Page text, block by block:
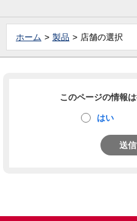
ホーム 製品 店舗の選択
このページの情報
はい
送